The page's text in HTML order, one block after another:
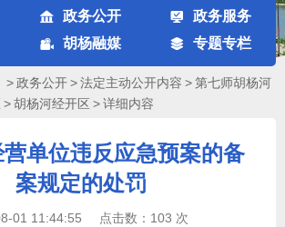
政务公开
政务服务
胡杨融媒 专题专栏
>政务公开>法定主动公开内容 >第七师胡杨河
>胡杨河经开区 >详细内容
单位违反应急预案的备
案规定的处罚
01 11:44:55 点击数： 103 次